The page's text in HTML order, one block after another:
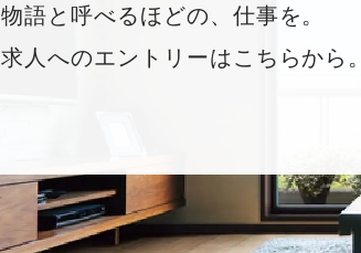
物語と呼べるほどの、仕事を。
求人へのエントリーはこちらから。